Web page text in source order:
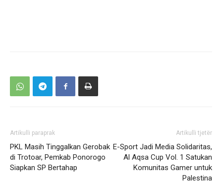
Artikulli paraprak
PKL Masih Tinggalkan Gerobak
di Trotoar, Pemkab Ponorogo
Siapkan SP Bertahap
Artikulli tjetër
E-Sport Jadi Media Solidaritas,
Al Aqsa Cup Vol. 1 Satukan
Komunitas Gamer untuk
Palestina